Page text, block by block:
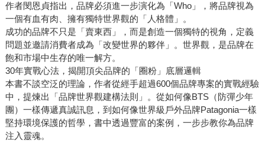
作者閔恩貞指出，品牌必須進一步演化為「Who」，將品牌視為
一個有血有肉、擁有獨特世界觀的「人格體」。
成功的品牌不只是「賣東西」，而是創造一個獨特的視角，定義
問題並邀請消費者成為「改變世界的夥伴」。世界觀，是品牌在
飽和市場中生存的唯一解方。
30年實戰心法，揭開頂尖品牌的「圈粉」底層邏輯
本書不談空泛的理論，作者從經手超過600個品牌專案的實戰經驗
中，提煉出「品牌世界觀建構法則」。從如何像BTS（防彈少年
團）一樣傳遞真誠訊息，到如何像世界級戶外品牌Patagonia一樣
堅持環境保護的哲學，書中透過豐富的案例，一步步教你為品牌
注入靈魂。